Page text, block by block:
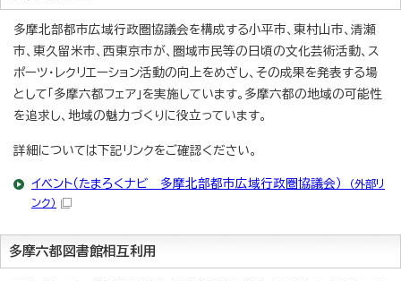
多摩北部都市広域行政圏協議会を構成する小平市、東村山市、清瀬
市、東久留米市、西東京市が、圏域市民等の日頃の文化芸術活動、ス
ポーツ・レクリエーション活動の向上をめざし、その成果を発表する場
として「多摩六都フェア」を実施しています。多摩六都の地域の可能性
を追求し、地域の魅力づくりに役立っています。
詳細については下記リンクをご確認ください。
イベント（たまろくナビ 多摩北部都市広域行政圏協議会）
（外部リ
ンク）
多摩六都図書館相互利用